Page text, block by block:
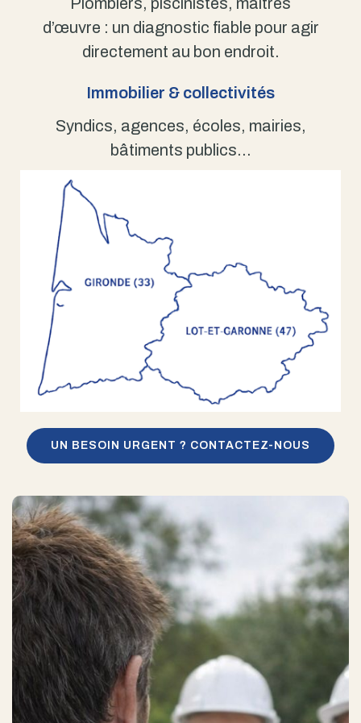
d’œuvre : un diagnostic fiable pour agir
directement au bon endroit.
Immobilier & collectivités
Syndics, agences, écoles, mairies,
bâtiments publics…
UN BESOIN URGENT ? CONTACTEZ-NOUS